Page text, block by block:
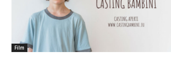
Film